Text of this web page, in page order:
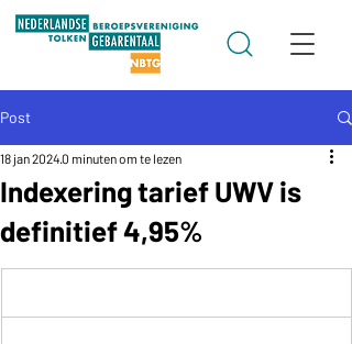
Post
Indexering tarief UWV is
definitief 4,95%
18 jan 20240 minuten om te lezen